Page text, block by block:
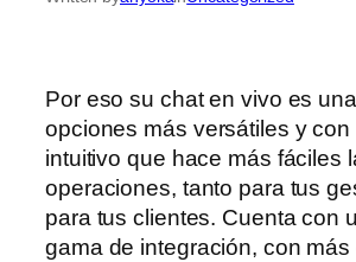
Por eso su chat en vivo es
opciones más versátiles y con
intuitivo que hace más fáciles
operaciones, tanto para tus
para tus clientes. Cuenta con
gama de integración, con más